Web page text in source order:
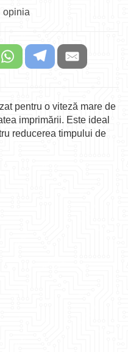
opinia
pentru o viteză mare de
imprimării. Este ideal
reducerea timpului de